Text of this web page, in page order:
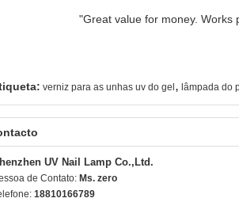
"Great value for money. Works
verniz para as unhas uv do gel , lâmpada do
UV Nail Lamp Co.,Ltd.
de Contato: Ms. zero
18810166789